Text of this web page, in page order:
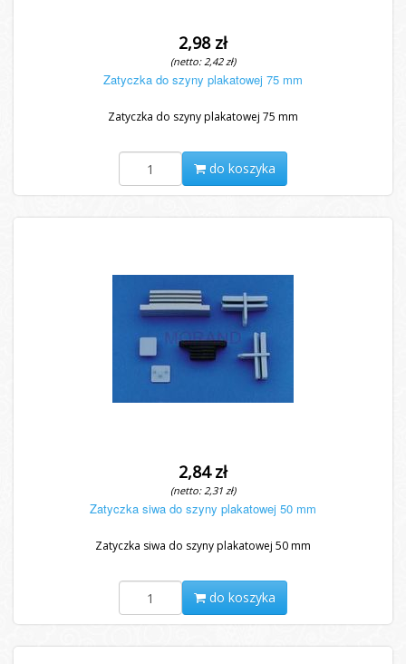
2,98 zł
(netto: 2,42 zł)
Zatyczka do szyny plakatowej 75 mm
Zatyczka do szyny plakatowej 75 mm
do koszyka
2,84 zł
(netto: 2,31 zł)
Zatyczka siwa do szyny plakatowej 50 mm
Zatyczka siwa do szyny plakatowej 50 mm
do koszyka